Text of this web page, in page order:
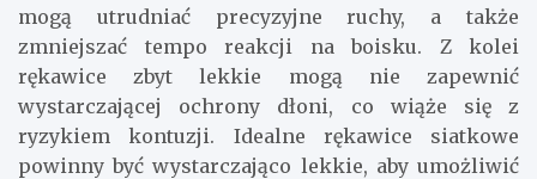
mogą utrudniać precyzyjne ruchy, a także
zmniejszać tempo reakcji na boisku. Z kolei
rękawice zbyt lekkie mogą nie zapewnić
wystarczającej ochrony dłoni, co wiąże się z
ryzykiem kontuzji. Idealne rękawice siatkowe
powinny być wystarczająco lekkie, aby umożliwić